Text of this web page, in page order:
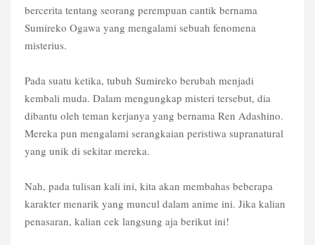
bercerita tentang seorang perempuan cantik bernama
Sumireko Ogawa yang mengalami sebuah fenomena
misterius.
Pada suatu ketika, tubuh Sumireko berubah menjadi
kembali muda. Dalam mengungkap misteri tersebut, dia
dibantu oleh teman kerjanya yang bernama Ren Adashino.
Mereka pun mengalami serangkaian peristiwa supranatural
yang unik di sekitar mereka.
Nah, pada tulisan kali ini, kita akan membahas beberapa
karakter menarik yang muncul dalam anime ini. Jika kalian
penasaran, kalian cek langsung aja berikut ini!